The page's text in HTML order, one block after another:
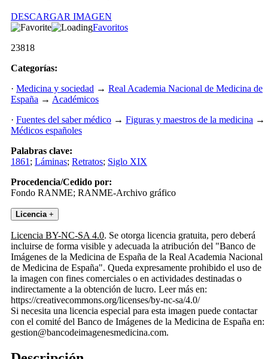
DESCARGAR IMAGEN
Favoritos
23818
Categorías:
· Medicina y sociedad → Real Academia Nacional de Medicina de
España → Académicos
· Fuentes del saber médico → Figuras y maestros de la medicina →
Médicos españoles
Palabras clave:
1861 ; Láminas; Retratos; Siglo XIX
Procedencia/Cedido por:
Fondo RANME; RANME-Archivo gráfico
Licencia +
Licencia BY-NC-SA 4.0. Se otorga licencia gratuita, pero deberá
incluirse de forma visible y adecuada la atribución del "Banco de
Imágenes de la Medicina de España de la Real Academia Nacional
de Medicina de España". Queda expresamente prohibido el uso de
la imagen con fines comerciales o en actividades destinadas o
indirectamente a la obtención de lucro. Leer más en:
https://creativecommons.org/licenses/by-nc-sa/4.0/
Si necesita una licencia especial para esta imagen puede contactar
con el comité del Banco de Imágenes de la Medicina de España en:
gestion@bancodeimagenesmedicina.com.